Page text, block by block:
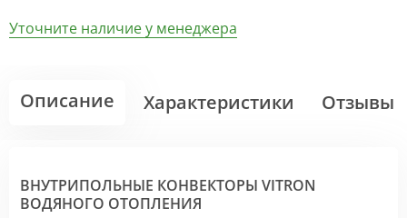
Уточните наличие у менеджера
Описание Характеристики Отзывы
ВНУТРИПОЛЬНЫЕ КОНВЕКТОРЫ VITRON
ВОДЯНОГО ОТОПЛЕНИЯ